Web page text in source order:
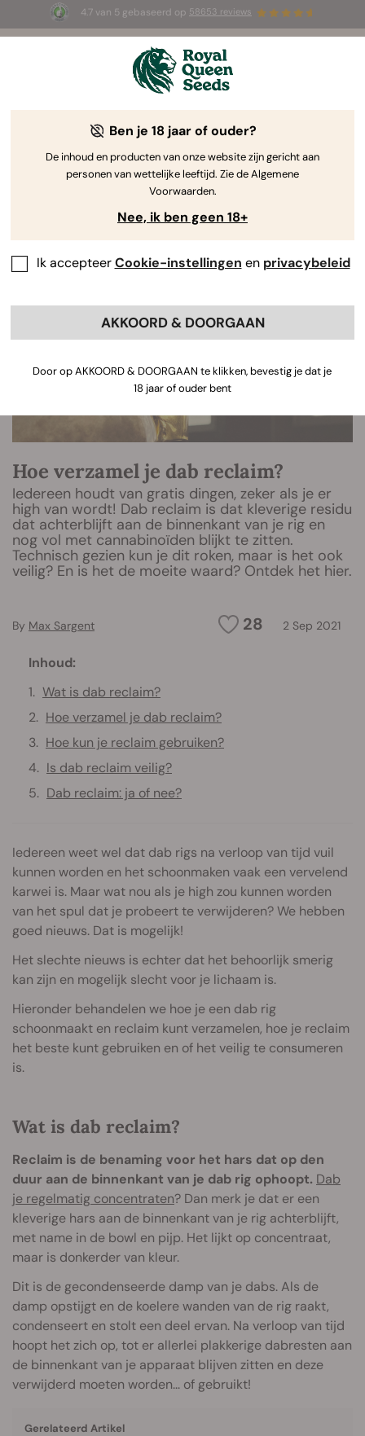
4.7 van 5 gebaseerd op 58653 reviews
☀️ Summer Sales: tot wel 50% korting
op geselecteerde producten! ⏤
The RQS Blog
Cannabis Lifestyle Blogs
Hoe verzamel je dab reclaim?
Iedereen houdt van gratis dingen, zeker als je er
high van wordt! Dab reclaim is dat kleverige residu
dat achterblijft aan de binnenkant van je rig en
nog vol met cannabinoïden blijkt te zitten.
Technisch gezien kun je dit roken, maar is het ook
veilig? En is het de moeite waard? Ontdek het hier.
28 2 Sep 2021
By Max Sargent
Inhoud:
Wat is dab reclaim?
Hoe verzamel je dab reclaim?
Hoe kun je reclaim gebruiken?
Is dab reclaim veilig?
Dab reclaim: ja of nee?
Iedereen weet wel dat dab rigs na verloop van tijd vuil
kunnen worden en het schoonmaken vaak een vervelend
karwei is. Maar wat nou als je high zou kunnen worden
van het spul dat je probeert te verwijderen? We hebben
goed nieuws. Dat is mogelijk!
Het slechte nieuws is echter dat het behoorlijk smerig
kan zijn en mogelijk slecht voor je lichaam is.
Hieronder behandelen we hoe je een dab rig
schoonmaakt en reclaim kunt verzamelen, hoe je reclaim
het beste kunt gebruiken en of het veilig te consumeren
is.
Wat is dab reclaim?
Reclaim is de benaming voor het hars dat op den
duur aan de binnenkant van je dab rig ophoopt. Dab
je regelmatig concentraten? Dan merk je dat er een
kleverige hars aan de binnenkant van je rig achterblijft,
met name in de bowl en pijp. Het lijkt op concentraat,
maar is donkerder van kleur.
Dit is de gecondenseerde damp van je dabs. Als de
damp opstijgt en de koelere wanden van de rig raakt,
condenseert en stolt een deel ervan. Na verloop van tijd
hoopt het zich op, tot er allerlei plakkerige dabresten aan
de binnenkant van je apparaat blijven zitten en deze
verwijderd moeten worden... of gebruikt!
Gerelateerd Artikel
Ben je 18 jaar of ouder?
De inhoud en producten van onze website zijn gericht aan
personen van wettelijke leeftijd. Zie de Algemene
Voorwaarden.
Nee, ik ben geen 18+
Ik accepteerCookie-instellingen en privacybeleid
AKKOORD & DOORGAAN
Door op AKKOORD & DOORGAAN te klikken, bevestig je dat je
18 jaar of ouder bent